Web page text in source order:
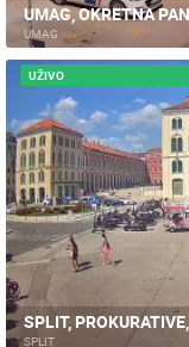
UMAG, OKRETNA
UMAG
UŽIVO
SPLIT,
SPLIT